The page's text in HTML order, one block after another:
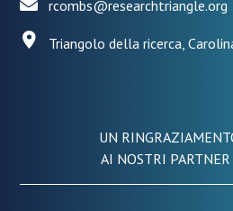
rcombs@researchtriangle.org
Triangolo della ricerca,
UN
AI NOSTRI